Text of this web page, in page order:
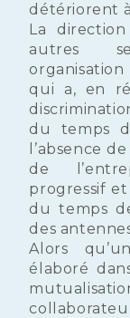
détériorent
La
autres
qui a, en
du temps
l’absence
de
progressif et
du temps
des
Alors
élaboré